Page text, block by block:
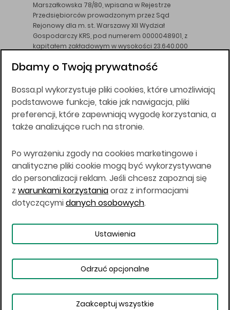
Marszałkowska 78/80, wpisana w Rejestrze
Przedsiębiorców prowadzonym przez Sąd
Rejonowy dla m. st. Warszawy XII Wydział
Gospodarczy KRS, pod numerem 0000048901, z
kapitałem zakładowym w wysokości 23.640.000
DM BOŚ działa na podstawie zezwolenia KNF z dnia
Wszelkie informacje na niniejszej stronie w tym
informacje o produktach inwestycyjnych nie są
kierowane do osób mających miejsce
zamieszkania lub pobytu w Stanach
Japonii, ani w dowolnej innej jurysdykcji, w której
taki materiał byłby sprzeczny z prawem lub w
których zgodne z prawem nabycie produktów
inwestycyjnych nie jest możliwe lub w której nie
jest możliwe złożenie oferty. Prawa obowiązujące
w danej jurysdykcji określają, czy jest możliwe
nabycie poszczególnych produktów
Copyright © 2026 BOŚ | BOSSA.PL
Warunki korzystania
Dane osobowe
Dbamy o Twoją prywatność
Bossa.pl wykorzystuje pliki cookies, które umożliwiają
podstawowe funkcje, takie jak nawigacja, pliki
preferencji, które zapewniają wygodę korzystania, a
także analizujące ruch na stronie.
Po wyrażeniu zgody na cookies marketingowe i
analityczne pliki cookie mogą być wykorzystywane
do personalizacji reklam. Jeśli chcesz zapoznaj się
z warunkami korzystaniaoraz z informacjami
dotyczącymidanych osobowych.
Ustawienia
Odrzuć opcjonalne
Zaakceptuj wszystkie